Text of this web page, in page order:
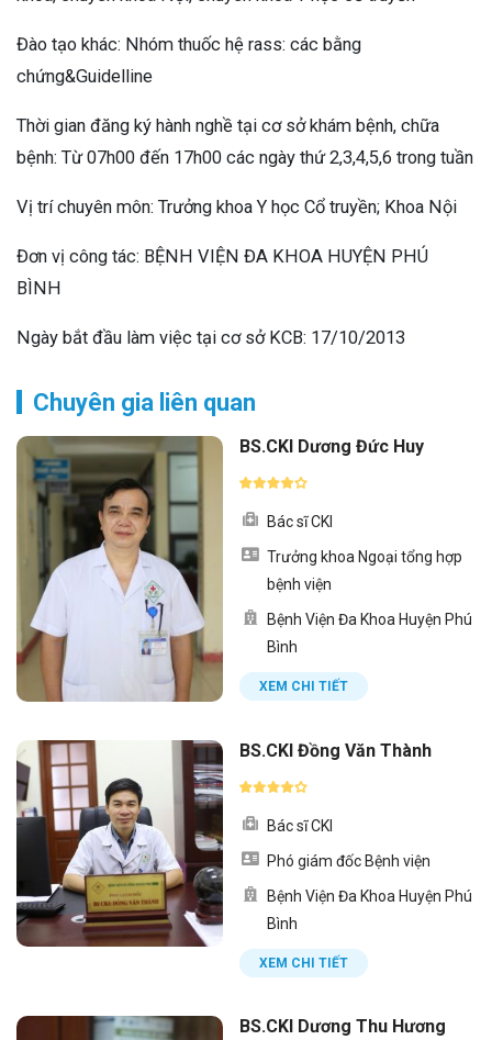
Đào tạo khác: Nhóm thuốc hệ rass: các bằng
chứng&Guidelline
Thời gian đăng ký hành nghề tại cơ sở khám bệnh, chữa
bệnh: Từ 07h00 đến 17h00 các ngày thứ 2,3,4,5,6 trong tuần
Vị trí chuyên môn: Trưởng khoa Y học Cổ truyền; Khoa Nội
Đơn vị công tác: BỆNH VIỆN ĐA KHOA HUYỆN PHÚ
BÌNH
Ngày bắt đầu làm việc tại cơ sở KCB: 17/10/2013
Chuyên gia liên quan
BS.CKI Dương Đức Huy
Bác sĩ CKI
Trưởng khoa Ngoại tổng hợp
bệnh viện
Bệnh Viện Đa Khoa Huyện Phú
Bình
XEM CHI TIẾT
BS.CKI Đồng Văn Thành
Bác sĩ CKI
Phó giám đốc Bệnh viện
Bệnh Viện Đa Khoa Huyện Phú
Bình
XEM CHI TIẾT
BS.CKI Dương Thu Hương